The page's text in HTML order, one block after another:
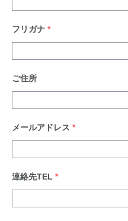
フリガナ *
ご住所
メールアドレス *
連絡先TEL *